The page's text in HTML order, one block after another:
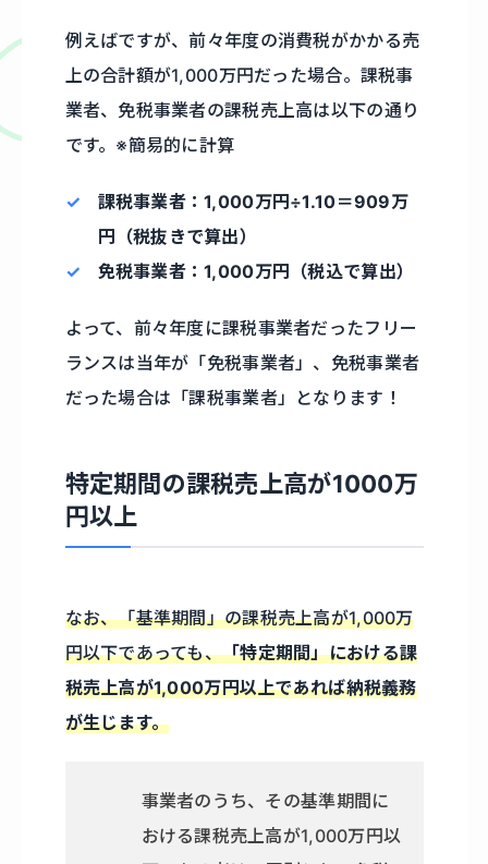
例えばですが、前々年度の消費税がかかる売
上の合計額が1,000万円だった場合。課税事
業者、免税事業者の課税売上高は以下の通り
です。※簡易的に計算
課税事業者：1,000万円÷1.10＝909万
円（税抜きで算出）
免税事業者：1,000万円（税込で算出）
よって、前々年度に課税事業者だったフリー
ランスは当年が「免税事業者」、免税事業者
だった場合は「課税事業者」となります！
特定期間の課税売上高が1000万
円以上
なお、「基準期間」の課税売上高が1,000万
円以下であっても、「特定期間」における課
税売上高が1,000万円以上であれば納税義務
が生じます。
事業者のうち、その基準期間に
おける課税売上高が1,000万円以